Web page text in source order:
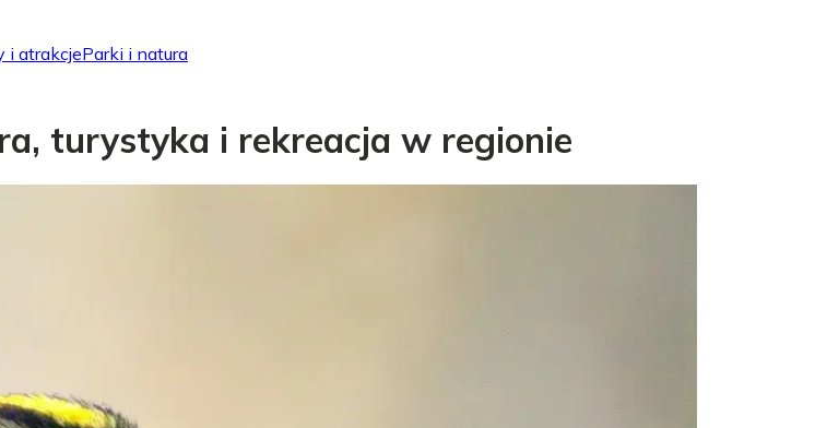
i atrakcjeParki i natura
turystyka i rekreacja w regionie